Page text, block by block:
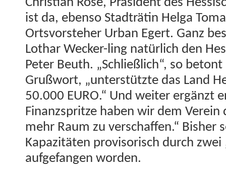
Chris­t­ian Rose, Präsi­dent des
ist da, eben­so Stadträtin Hel­ga
Ortsvorste­her Urban Egert. Ganz
Lothar Weck­er-ling natür­lich den
Peter Beuth. „Schließlich“, so
Gruß­wort, „unter­stützte das Land
50.000 EURO.“ Und weit­er ergänzt
Finanzspritze haben wir dem Vere­in
mehr Raum zu ver­schaf­fen.“ Bish­er
Kapaz­itäten pro­vi­sorisch durch zwei
aufge­fan­gen worden.